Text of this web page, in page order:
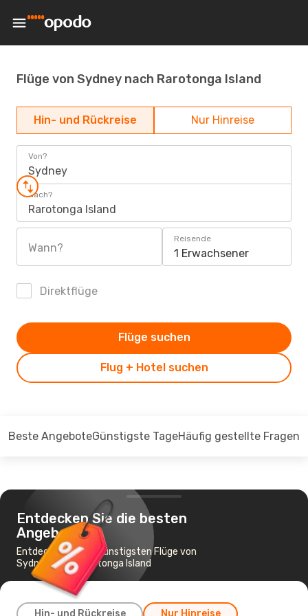
Flüge von Sydney nach Rarotonga Island
Hin- und Rückreise Nur Hinreise
Von?
Sydney
Nach?
Rarotonga Island
Wann?
Reisende
1 Erwachsener
Direktflüge
Flug + Hotel suchen
Flüge suchen
Beste AngeboteGünstigste TageHäufig gestellte Fragen
Entdecken Sie die besten
Angebote
Entdecken Sie die günstigsten Flüge von
Sydney nach Rarotonga Island
Hin- und Rückreise Nur Hinreise